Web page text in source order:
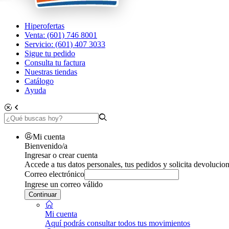
Hiperofertas
Venta: (601) 746 8001
Servicio: (601) 407 3033
Sigue tu pedido
Consulta tu factura
Nuestras tiendas
Catálogo
Ayuda
Mi cuenta
Bienvenido/a
Ingresar o crear cuenta
Accede a tus datos personales, tus pedidos y solicita
Correo electrónico
Ingrese un correo válido
Continuar
Mi cuenta
Aquí podrás consultar todos tus movimientos